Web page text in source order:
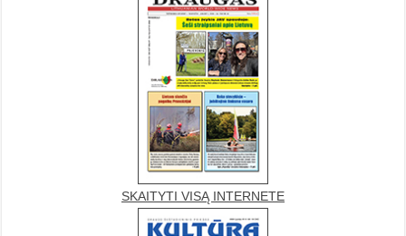
SKAITYTI VISĄ INTERNETE